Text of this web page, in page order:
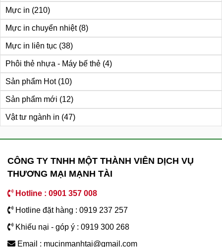
Mực in (210)
Mực in chuyển nhiệt (8)
Mực in liên tục (38)
Phôi thẻ nhựa - Máy bế thẻ (4)
Sản phẩm Hot (10)
Sản phẩm mới (12)
Vật tư ngành in (47)
CÔNG TY TNHH MỘT THÀNH VIÊN DỊCH VỤ
THƯƠNG MẠI MẠNH TÀI
Hotline : 0901 357 008
Hotline đặt hàng : 0919 237 257
Khiếu nại - góp ý : 0919 300 268
Email : mucinmanhtai@gmail.com